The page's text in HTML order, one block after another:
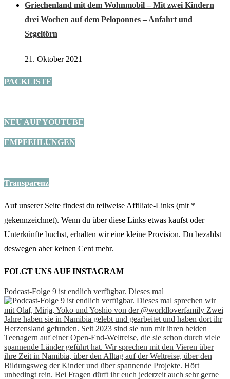
Griechenland mit dem Wohnmobil – Mit zwei Kindern
drei Wochen auf dem Peloponnes – Anfahrt und
Segeltörn
21. Oktober 2021
PACKLISTE
NEU AUF YOUTUBE
EMPFEHLUNGEN
Transparenz
Auf unserer Seite findest du teilweise Affiliate-Links (mit *
gekennzeichnet). Wenn du über diese Links etwas kaufst oder
Unterkünfte buchst, erhalten wir eine kleine Provision. Du bezahlst
deswegen aber keinen Cent mehr.
FOLGT UNS AUF INSTAGRAM
Podcast-Folge 9 ist endlich verfügbar. Dieses mal